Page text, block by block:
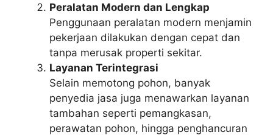
Peralatan Modern dan Lengkap
Penggunaan peralatan modern menjamin
pekerjaan dilakukan dengan cepat dan
tanpa merusak properti sekitar.
Layanan Terintegrasi
Selain memotong pohon, banyak
penyedia jasa juga menawarkan layanan
tambahan seperti pemangkasan,
perawatan pohon, hingga penghancuran